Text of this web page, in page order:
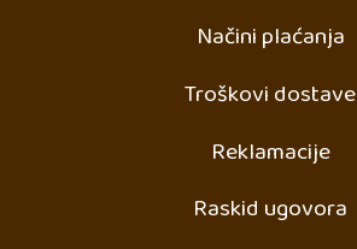
Načini plaćanja
Troškovi dostave
Reklamacije
Raskid ugovora